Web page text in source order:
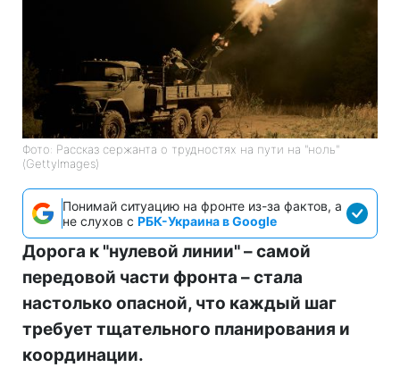
Фото: Рассказ сержанта о трудностях на пути на "ноль"
(GettyImages)
Понимай ситуацию на фронте из-за фактов, а
не слухов с РБК-Украина в Google
Дорога к "нулевой линии" – самой
передовой части фронта – стала
настолько опасной, что каждый шаг
требует тщательного планирования и
координации.